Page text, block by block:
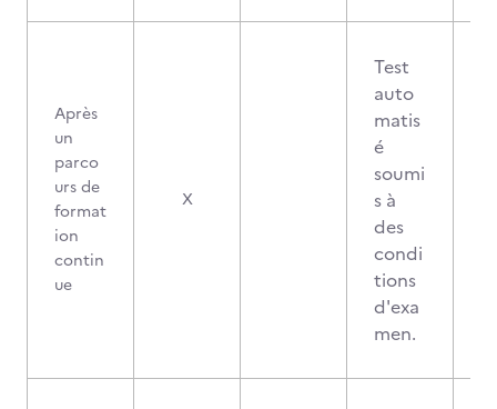
Après
un
parco
urs de
format
ion
contin
ue
X
Test
auto
matis
é
soumi
s à
des
condi
tions
d'exa
men.